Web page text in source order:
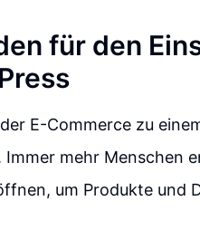
für den
E-Commerce zu
mehr Menschen
um Produkte und